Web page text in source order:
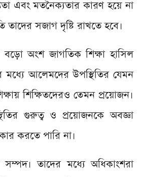
এবং মতনৈক্যতার কারণ হয়ে না
তাদের সজাগ দৃষ্টি রাখতে হবে।
অংশ জাগতিক শিক্ষা হাসিল
মধ্যে আলেমদের উপস্থিতির যেমন
শিক্ষিতদেরও তেমন প্রয়োজন।
গুরুত্ব ও প্রয়োজনকে অবজ্ঞা
করতে পারি না।
তাদের মধ্যে অধিকাংশরা